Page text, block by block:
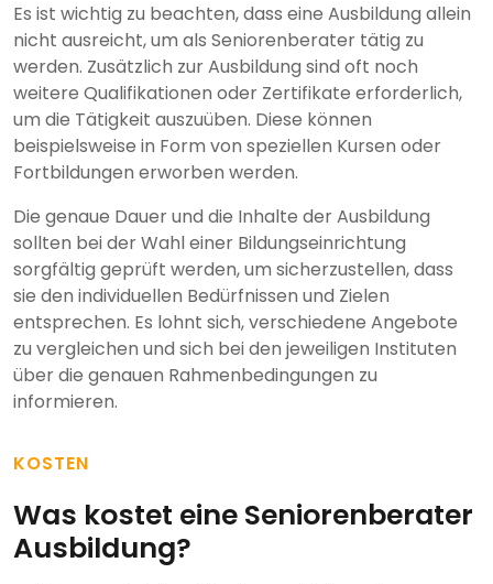
Es ist wichtig zu beachten, dass eine Ausbildung allein
nicht ausreicht, um als Seniorenberater tätig zu
werden. Zusätzlich zur Ausbildung sind oft noch
weitere Qualifikationen oder Zertifikate erforderlich,
um die Tätigkeit auszuüben. Diese können
beispielsweise in Form von speziellen Kursen oder
Fortbildungen erworben werden.
Die genaue Dauer und die Inhalte der Ausbildung
sollten bei der Wahl einer Bildungseinrichtung
sorgfältig geprüft werden, um sicherzustellen, dass
sie den individuellen Bedürfnissen und Zielen
entsprechen. Es lohnt sich, verschiedene Angebote
zu vergleichen und sich bei den jeweiligen Instituten
über die genauen Rahmenbedingungen zu
informieren.
KOSTEN
Was kostet eine Seniorenberater
Ausbildung?